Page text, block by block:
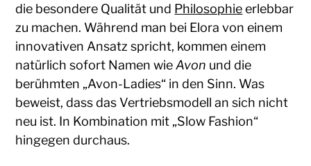
die besondere Qualität und Philosophieerlebbar
zu machen. Während man bei Elora von einem
innovativen Ansatz spricht, kommen einem
natürlich sofort Namen wieAvon und die
berühmten „Avon-Ladies“ in den Sinn. Was
beweist, dass das Vertriebsmodell an sich nicht
neu ist. In Kombination mit „Slow Fashion“
hingegen durchaus.